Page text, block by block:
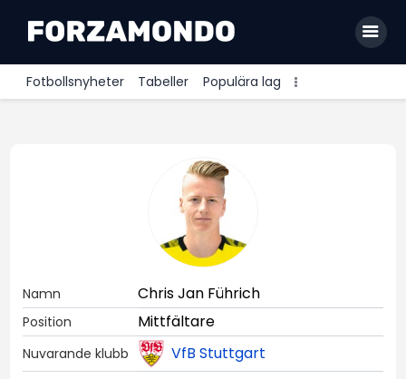
Fotbollsnyheter Tabeller Populära lag
Premier League
Bundesliga
Ligue 1
Namn Chris Jan Führich
Position Mittfältare
Nuvarande klubb VfB Stuttgart